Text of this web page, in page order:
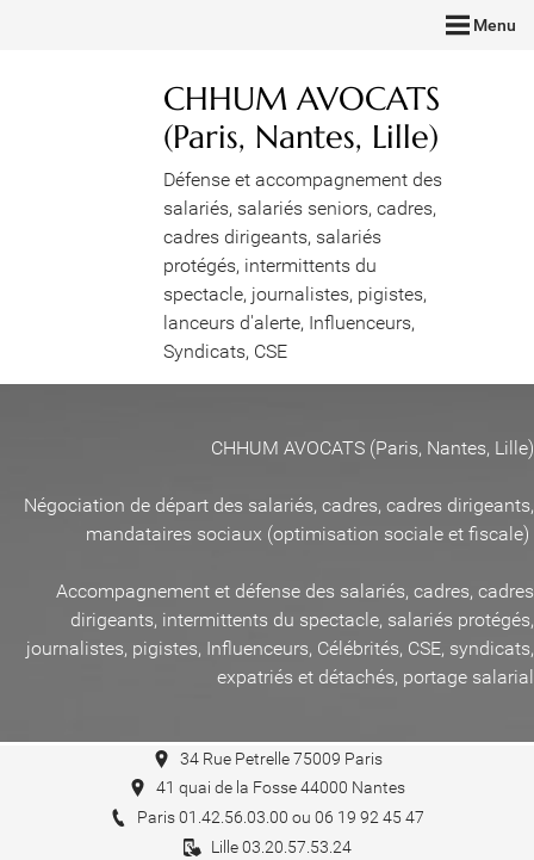
Menu
CHHUM AVOCATS
(Paris, Nantes, Lille)
Défense et accompagnement des
salariés, salariés seniors, cadres,
cadres dirigeants, salariés
protégés, intermittents du
spectacle, journalistes, pigistes,
lanceurs d'alerte, Influenceurs,
Syndicats, CSE
CHHUM AVOCATS (Paris, Nantes, Lille)
Négociation de départ des salariés, cadres, cadres dirigeants,
mandataires sociaux (optimisation sociale et fiscale)
Accompagnement et défense des salariés, cadres, cadres
dirigeants, intermittents du spectacle, salariés protégés,
journalistes, pigistes, Influenceurs, Célébrités, CSE, syndicats,
expatriés et détachés, portage salarial
34 Rue Petrelle 75009 Paris
41 quai de la Fosse 44000 Nantes
Paris 01.42.56.03.00 ou 06 19 92 45 47
Lille 03.20.57.53.24